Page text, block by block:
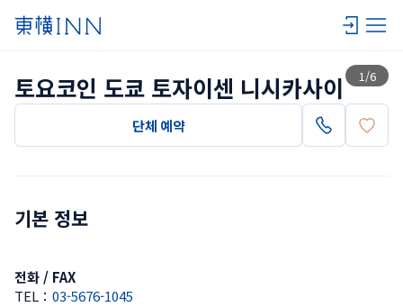
1 /6
목록 보기
토요코인 도쿄 토자이센 니시카사이
단체 예약
기본 정보
전화 / FAX
TEL： 03-5676-1045